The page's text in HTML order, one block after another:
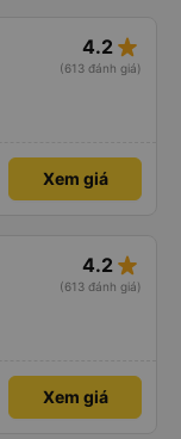
4.2 star_rate
(613 đánh giá)
Xem giá
4.2 star_rate
(613 đánh giá)
Xem giá